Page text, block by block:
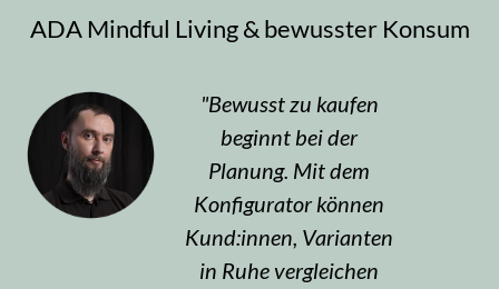
ADA Mindful Living & bewusster Konsum
Bewusst zu kaufen
beginnt bei der
Planung. Mit dem
Konfigurator können
Kund:innen, Varianten
in Ruhe vergleichen